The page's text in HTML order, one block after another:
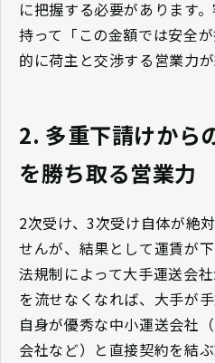
に把握する必要があります
持って「この金額では安全
的に荷主と交渉する営業力が
2. 多重下請けから
を勝ち取る営業力
2次受け、3次受け自体が絶
せんが、結果として運賃が
法規制によって大手運送会
を流せなくなれば、大手が
自身が優秀な中小運送会社
会社など）と直接契約を結